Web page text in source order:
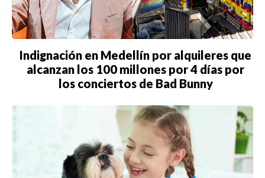
Indignación en Medellín por alquileres que
alcanzan los 100 millones por 4 días por
los conciertos de Bad Bunny